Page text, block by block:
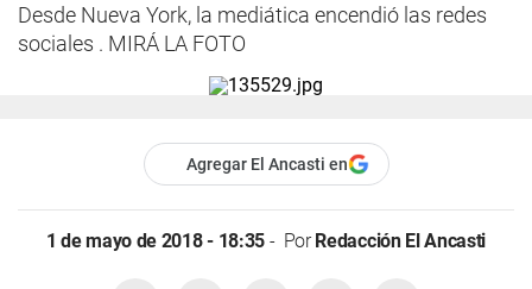
Desde Nueva York, la mediática encendió las redes
sociales . MIRÁ LA FOTO
Agregar El Ancasti en
1 de mayo de 2018 - 18:35 PorRedacción El Ancasti